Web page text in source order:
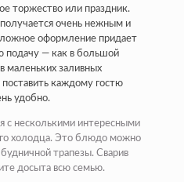
торжество или праздник.
очень нежным и
оформление придает
подачу — как в большой
маленьких заливных
каждому гостю
удобно.
с несколькими интересными
холодца. Это блюдо можно
трапезы. Сварив
досыта всю семью.